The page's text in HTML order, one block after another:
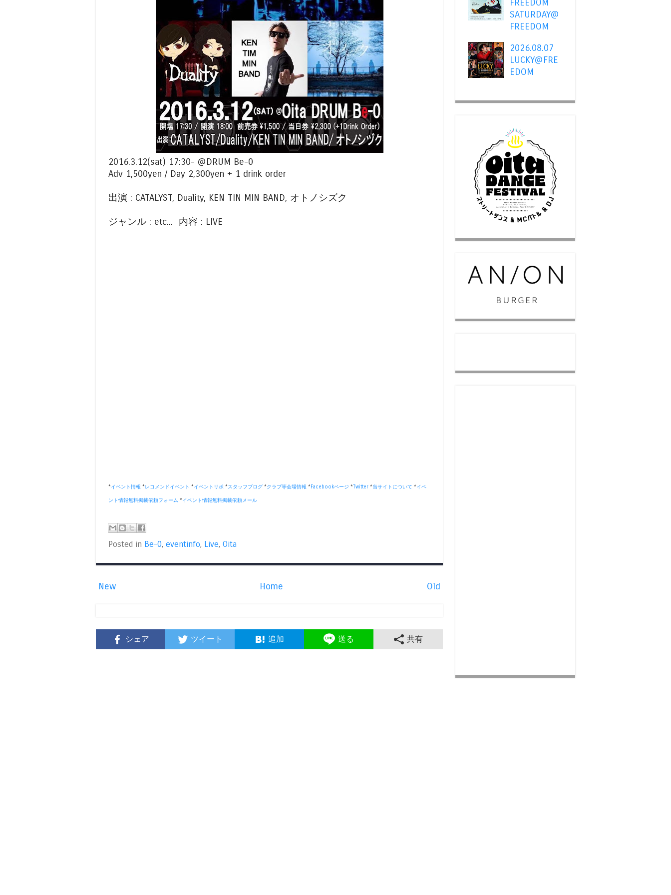
2016.3.12(sat) 17:30- @DRUM Be-0
Adv 1,500yen / Day 2,300yen + 1 drink order
出演 : CATALYST, Duality, KEN TIN MIN BAND, オトノシズク
ジャンル : etc... 内容 : LIVE
*イベント情報 *レコメンドイベント *イベントリポ *スタッフブログ *クラブ等会場情報 * Facebookページ *Twitter *当サイトについて *イベ
ント情報無料掲載依頼フォーム *イベント情報無料掲載依頼メール
Posted in Be-0, eventinfo, Live, Oita
New Old
Home
シェア ツイート 追加 送る 共有
FREEDOM
SATURDAY@
FREEDOM
2026.08.07
LUCKY@FRE
EDOM